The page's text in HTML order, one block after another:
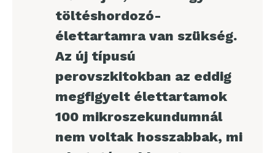
töltéshordozó-
élettartamra van szükség.
Az új típusú
perovszkitokban az eddig
megfigyelt élettartamok
100 mikroszekundumnál
nem voltak hosszabbak, mi